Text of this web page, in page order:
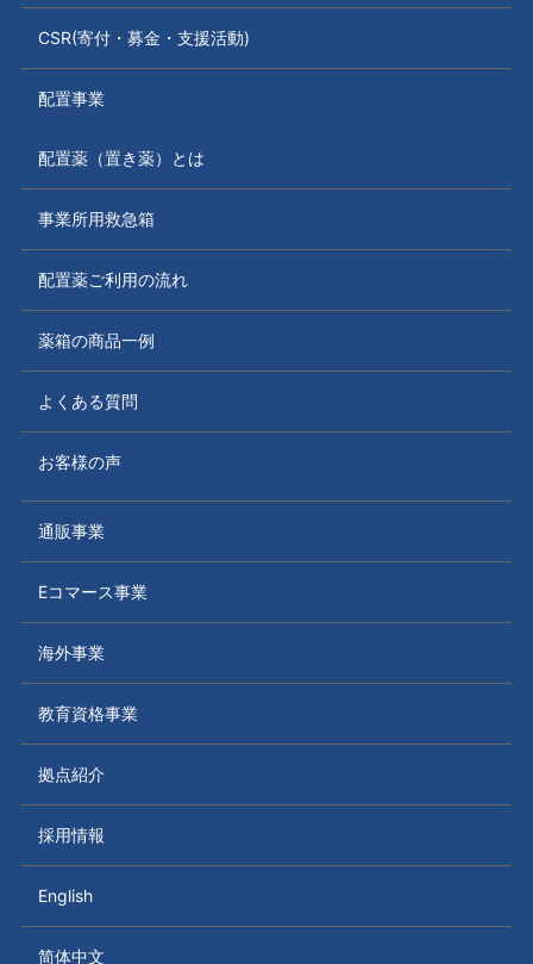
CSR(寄付・募金・支援活動)
配置事業
配置薬（置き薬）とは
事業所用救急箱
配置薬ご利用の流れ
薬箱の商品一例
よくある質問
お客様の声
通販事業
Eコマース事業
海外事業
教育資格事業
拠点紹介
採用情報
English
简体中文